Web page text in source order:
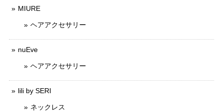
MIURE
ヘアアクセサリー
nuEve
ヘアアクセサリー
lili by SERI
ネックレス